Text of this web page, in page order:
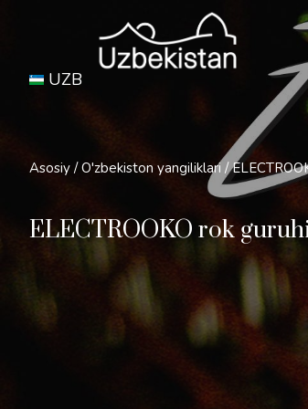
UZB
Asosiy / O'zbekiston yangiliklari /
ELECTROOKO rok